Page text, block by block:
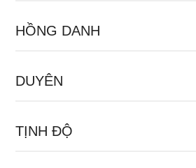
HỒNG DANH
DUYÊN
TỊNH ĐỘ